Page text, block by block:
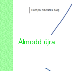
Álmodd újra